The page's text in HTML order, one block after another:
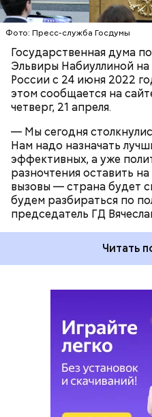
Фото: Пресс-служба Госдумы
Государственная дума
Эльвиры Набиуллиной
России с 24 июня 2022
этом сообщается на
четверг, 21 апреля.
— Мы сегодня
Нам надо назначать
эффективных, а уже
разночтения оставить
вызовы — страна будет
будем разбираться по
председатель ГД
Читать